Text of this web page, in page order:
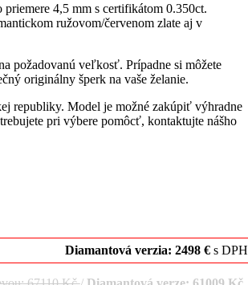
4,5 mm s certifikátom 0.350ct.
ružovom/červenom zlate aj v
požadovanú veľkosť. Prípadne si môžete
originálny šperk na vaše želanie.
republiky. Model je možné zakúpiť výhradne
pri výbere pomôcť, kontaktujte nášho
Diamantová verzia: 2498 €s DPH